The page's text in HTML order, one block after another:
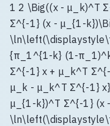
1 2 \Big((x - μ_k)^T
Σ^{-1} (x - μ_{1-
{π_1^{1-k} (1-
Σ^{-1} x + μ_k^T
μ_k - μ_k^T Σ^{-1}
μ_{1-k})^T Σ^{-1} (x